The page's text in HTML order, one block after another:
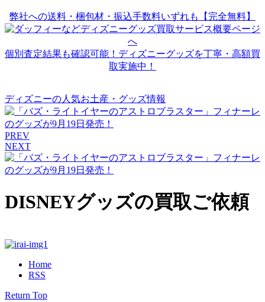
弊社への送料・梱包材・振込手数料いずれも【完全無料】
個別査定結果も確認可能！ディズニーグッズを丁寧・高額買
取実施中！
ディズニーの人気お土産・グッズ情報
PREV
NEXT
DISNEYグッズの買取ご依頼
Home
RSS
Return Top